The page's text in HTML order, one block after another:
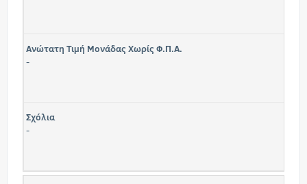
Ανώτατη Τιμή Μονάδας Χωρίς Φ.Π.Α.
-
Σχόλια
-